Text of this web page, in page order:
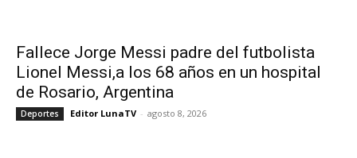
Fallece Jorge Messi padre del futbolista
Lionel Messi,a los 68 años en un hospital
de Rosario, Argentina
Deportes Editor LunaTV - agosto 8, 2026